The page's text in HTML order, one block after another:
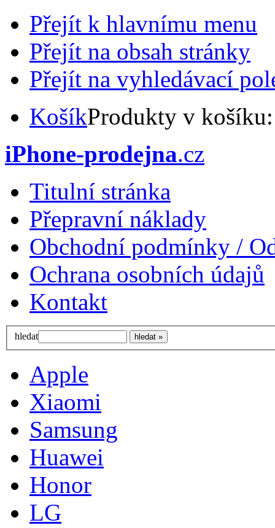
Přejít k hlavnímu menu
Přejít na obsah stránky
Přejít na vyhledávací
KošíkProdukty v
iPhone-prodejna.cz
Titulní stránka
Přepravní náklady
Obchodní podmínky /
Ochrana osobních údajů
Kontakt
hledat
Apple
Xiaomi
Samsung
Huawei
Honor
LG